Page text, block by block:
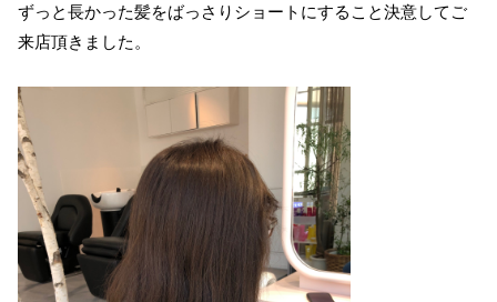
ずっと長かった髪をばっさりショートにすること決意してご
来店頂きました。